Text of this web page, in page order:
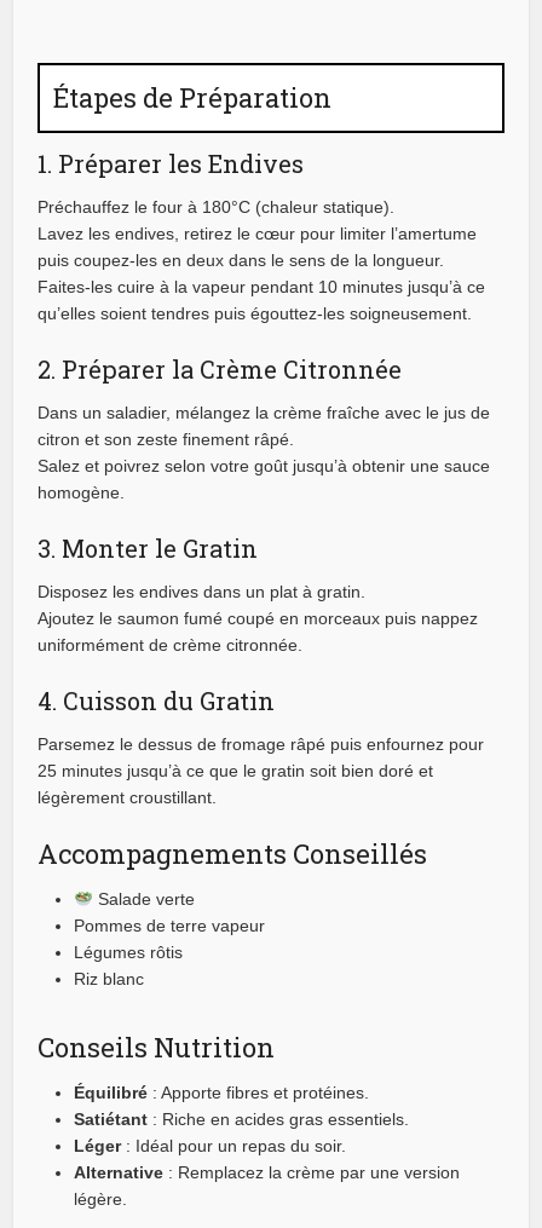
Étapes de Préparation
1. Préparer les Endives
Préchauffez le four à 180°C (chaleur statique).
Lavez les endives, retirez le cœur pour limiter l’amertume
puis coupez-les en deux dans le sens de la longueur.
Faites-les cuire à la vapeur pendant 10 minutes jusqu’à ce
qu’elles soient tendres puis égouttez-les soigneusement.
2. Préparer la Crème Citronnée
Dans un saladier, mélangez la crème fraîche avec le jus de
citron et son zeste finement râpé.
Salez et poivrez selon votre goût jusqu’à obtenir une sauce
homogène.
3. Monter le Gratin
Disposez les endives dans un plat à gratin.
Ajoutez le saumon fumé coupé en morceaux puis nappez
uniformément de crème citronnée.
4. Cuisson du Gratin
Parsemez le dessus de fromage râpé puis enfournez pour
25 minutes jusqu’à ce que le gratin soit bien doré et
légèrement croustillant.
Accompagnements Conseillés
Salade verte
Pommes de terre vapeur
Légumes rôtis
Riz blanc
Conseils Nutrition
Équilibré : Apporte fibres et protéines.
Satiétant : Riche en acides gras essentiels.
Léger: Idéal pour un repas du soir.
Alternative : Remplacez la crème par une version
légère.